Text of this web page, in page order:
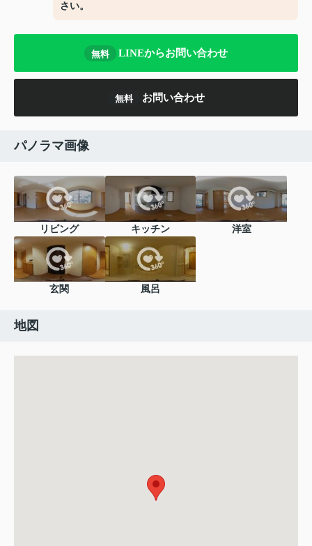
さい。
無料 LINEからお問い合わせ
無料 お問い合わせ
パノラマ画像
リビング キッチン 洋室
玄関 風呂
地図